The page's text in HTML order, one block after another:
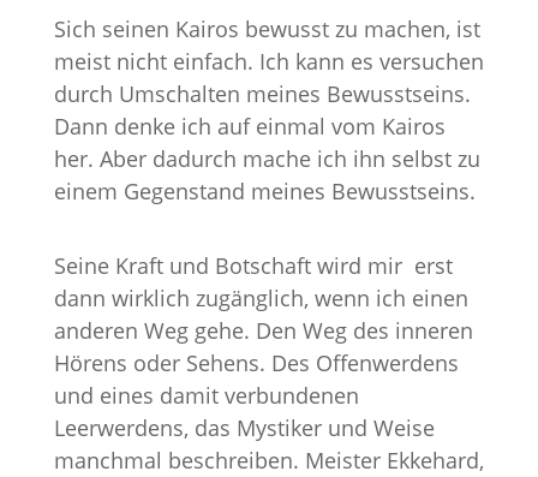
Sich seinen Kairos bewusst zu machen, ist
meist nicht einfach. Ich kann es versuchen
durch Umschalten meines Bewusstseins.
Dann denke ich auf einmal vom Kairos
her. Aber dadurch mache ich ihn selbst zu
einem Gegenstand meines Bewusstseins.
Seine Kraft und Botschaft wird mir erst
dann wirklich zugänglich, wenn ich einen
anderen Weg gehe. Den Weg des inneren
Hörens oder Sehens. Des Offenwerdens
und eines damit verbundenen
Leerwerdens, das Mystiker und Weise
manchmal beschreiben. Meister Ekkehard,